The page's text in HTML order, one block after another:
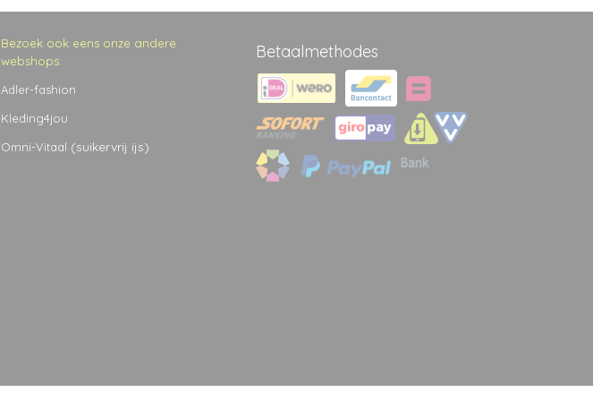
Bezoek ook eens onze andere
webshops:
Adler-fashion
Kleding4jou
Omni-Vitaal (suikervrij ijs)
Betaalmethodes